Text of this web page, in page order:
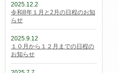
2025.12.2
令和8年１月と2月の日程のお知
らせ
2025.9.12
１０月から１２月までの日程の
お知らせ